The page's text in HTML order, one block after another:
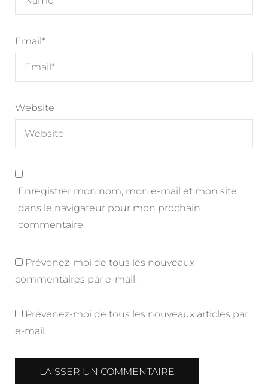
Email*
Website
Enregistrer mon nom, mon e-mail et mon site
dans le navigateur pour mon prochain
commentaire.
Prévenez-moi de tous les nouveaux
commentaires par e-mail.
Prévenez-moi de tous les nouveaux articles par
e-mail.